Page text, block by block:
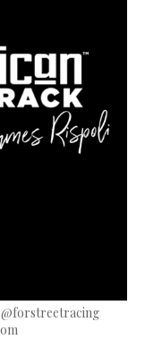
@forstreetracing